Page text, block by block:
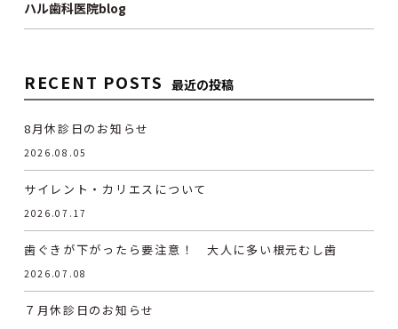
ハル歯科医院blog
RECENT POSTS 最近の投稿
8月休診日のお知らせ
2026.08.05
サイレント・カリエスについて
2026.07.17
歯ぐきが下がったら要注意！ 大人に多い根元むし歯
2026.07.08
７月休診日のお知らせ